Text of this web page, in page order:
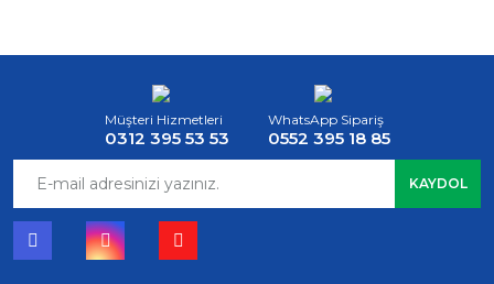
Müşteri Hizmetleri
0312 395 53 53
WhatsApp Sipariş
0552 395 18 85
KAYDOL